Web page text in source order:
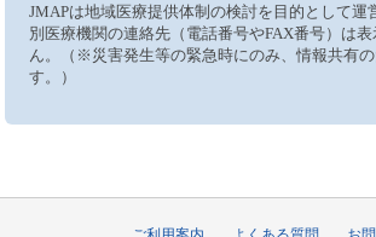
JMAPは地域医療提供体制の検討を目的として運
別医療機関の連絡先（電話番号やFAX番号）は
ん。（※災害発生等の緊急時にのみ、情報共有の
す。）